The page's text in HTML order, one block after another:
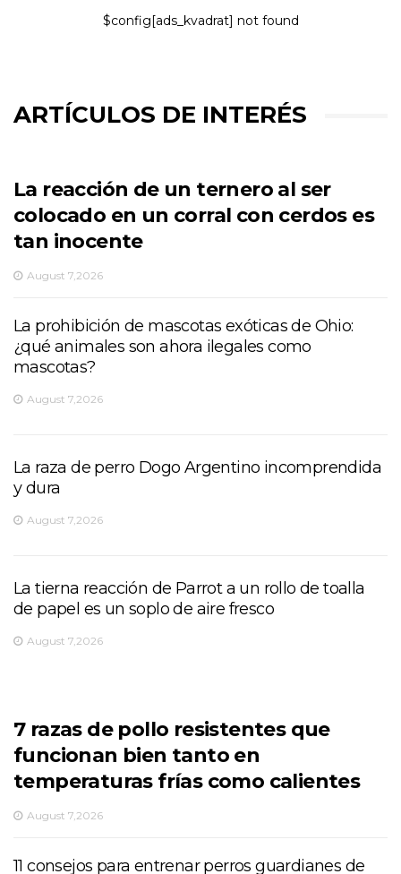
$config[ads_kvadrat] not found
ARTÍCULOS DE INTERÉS
La reacción de un ternero al ser
colocado en un corral con cerdos es
tan inocente
August 7,2026
La prohibición de mascotas exóticas de Ohio:
¿qué animales son ahora ilegales como
mascotas?
August 7,2026
La raza de perro Dogo Argentino incomprendida
y dura
August 7,2026
La tierna reacción de Parrot a un rollo de toalla
de papel es un soplo de aire fresco
August 7,2026
7 razas de pollo resistentes que
funcionan bien tanto en
temperaturas frías como calientes
August 7,2026
11 consejos para entrenar perros guardianes de